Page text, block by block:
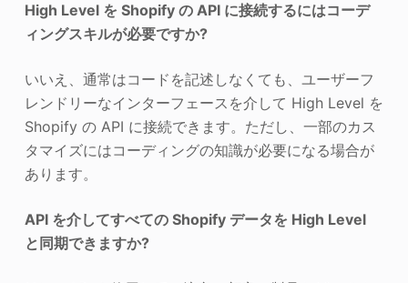
High Level を Shopify の API に接続するにはコーデ
ィングスキルが必要ですか?
いいえ、通常はコードを記述しなくても、ユーザーフ
レンドリーなインターフェースを介して High Level を
Shopify の API に接続できます。ただし、一部のカス
タマイズにはコーディングの知識が必要になる場合が
あります。
API を介してすべての Shopify データを High Level
と同期できますか?